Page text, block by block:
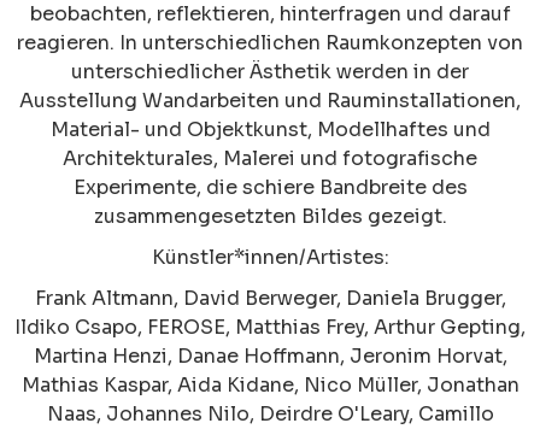
beobachten, reflektieren, hinterfragen und darauf
reagieren. In unterschiedlichen Raumkonzepten von
unterschiedlicher Ästhetik werden in der
Ausstellung Wandarbeiten und Rauminstallationen,
Material- und Objektkunst, Modellhaftes und
Architekturales, Malerei und fotografische
Experimente, die schiere Bandbreite des
zusammengesetzten Bildes gezeigt.
Künstler*innen/Artistes:
Frank Altmann, David Berweger, Daniela Brugger,
Ildiko Csapo, FEROSE, Matthias Frey, Arthur Gepting,
Martina Henzi, Danae Hoffmann, Jeronim Horvat,
Mathias Kaspar, Aida Kidane, Nico Müller, Jonathan
Naas, Johannes Nilo, Deirdre O'Leary, Camillo